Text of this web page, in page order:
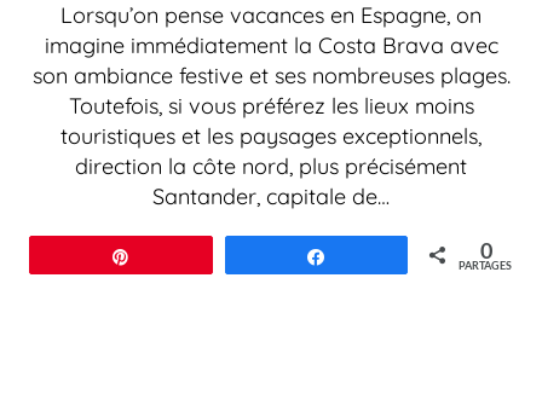
Lorsqu’on pense vacances en Espagne, on
imagine immédiatement la Costa Brava avec
son ambiance festive et ses nombreuses plages.
Toutefois, si vous préférez les lieux moins
touristiques et les paysages exceptionnels,
direction la côte nord, plus précisément
Santander, capitale de…
0
PARTAGES